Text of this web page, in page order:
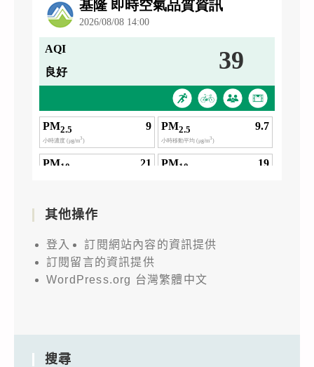
其他操作
登入
訂閱網站內容的資訊提供
訂閱留言的資訊提供
WordPress.org 台灣繁體中文
搜尋